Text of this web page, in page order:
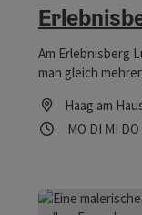
Am Erlebnisberg
man gleich
werdenHaag am
MO Montag
DI MI DO